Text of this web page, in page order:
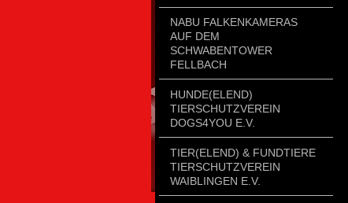
NABU FALKENKAMERAS
AUF DEM
SCHWABENTOWER
FELLBACH
HUNDE(ELEND)
TIERSCHUTZVEREIN
DOGS4YOU E.V.
TIER(ELEND) & FUNDTIERE
TIERSCHUTZVEREIN
WAIBLINGEN E.V.